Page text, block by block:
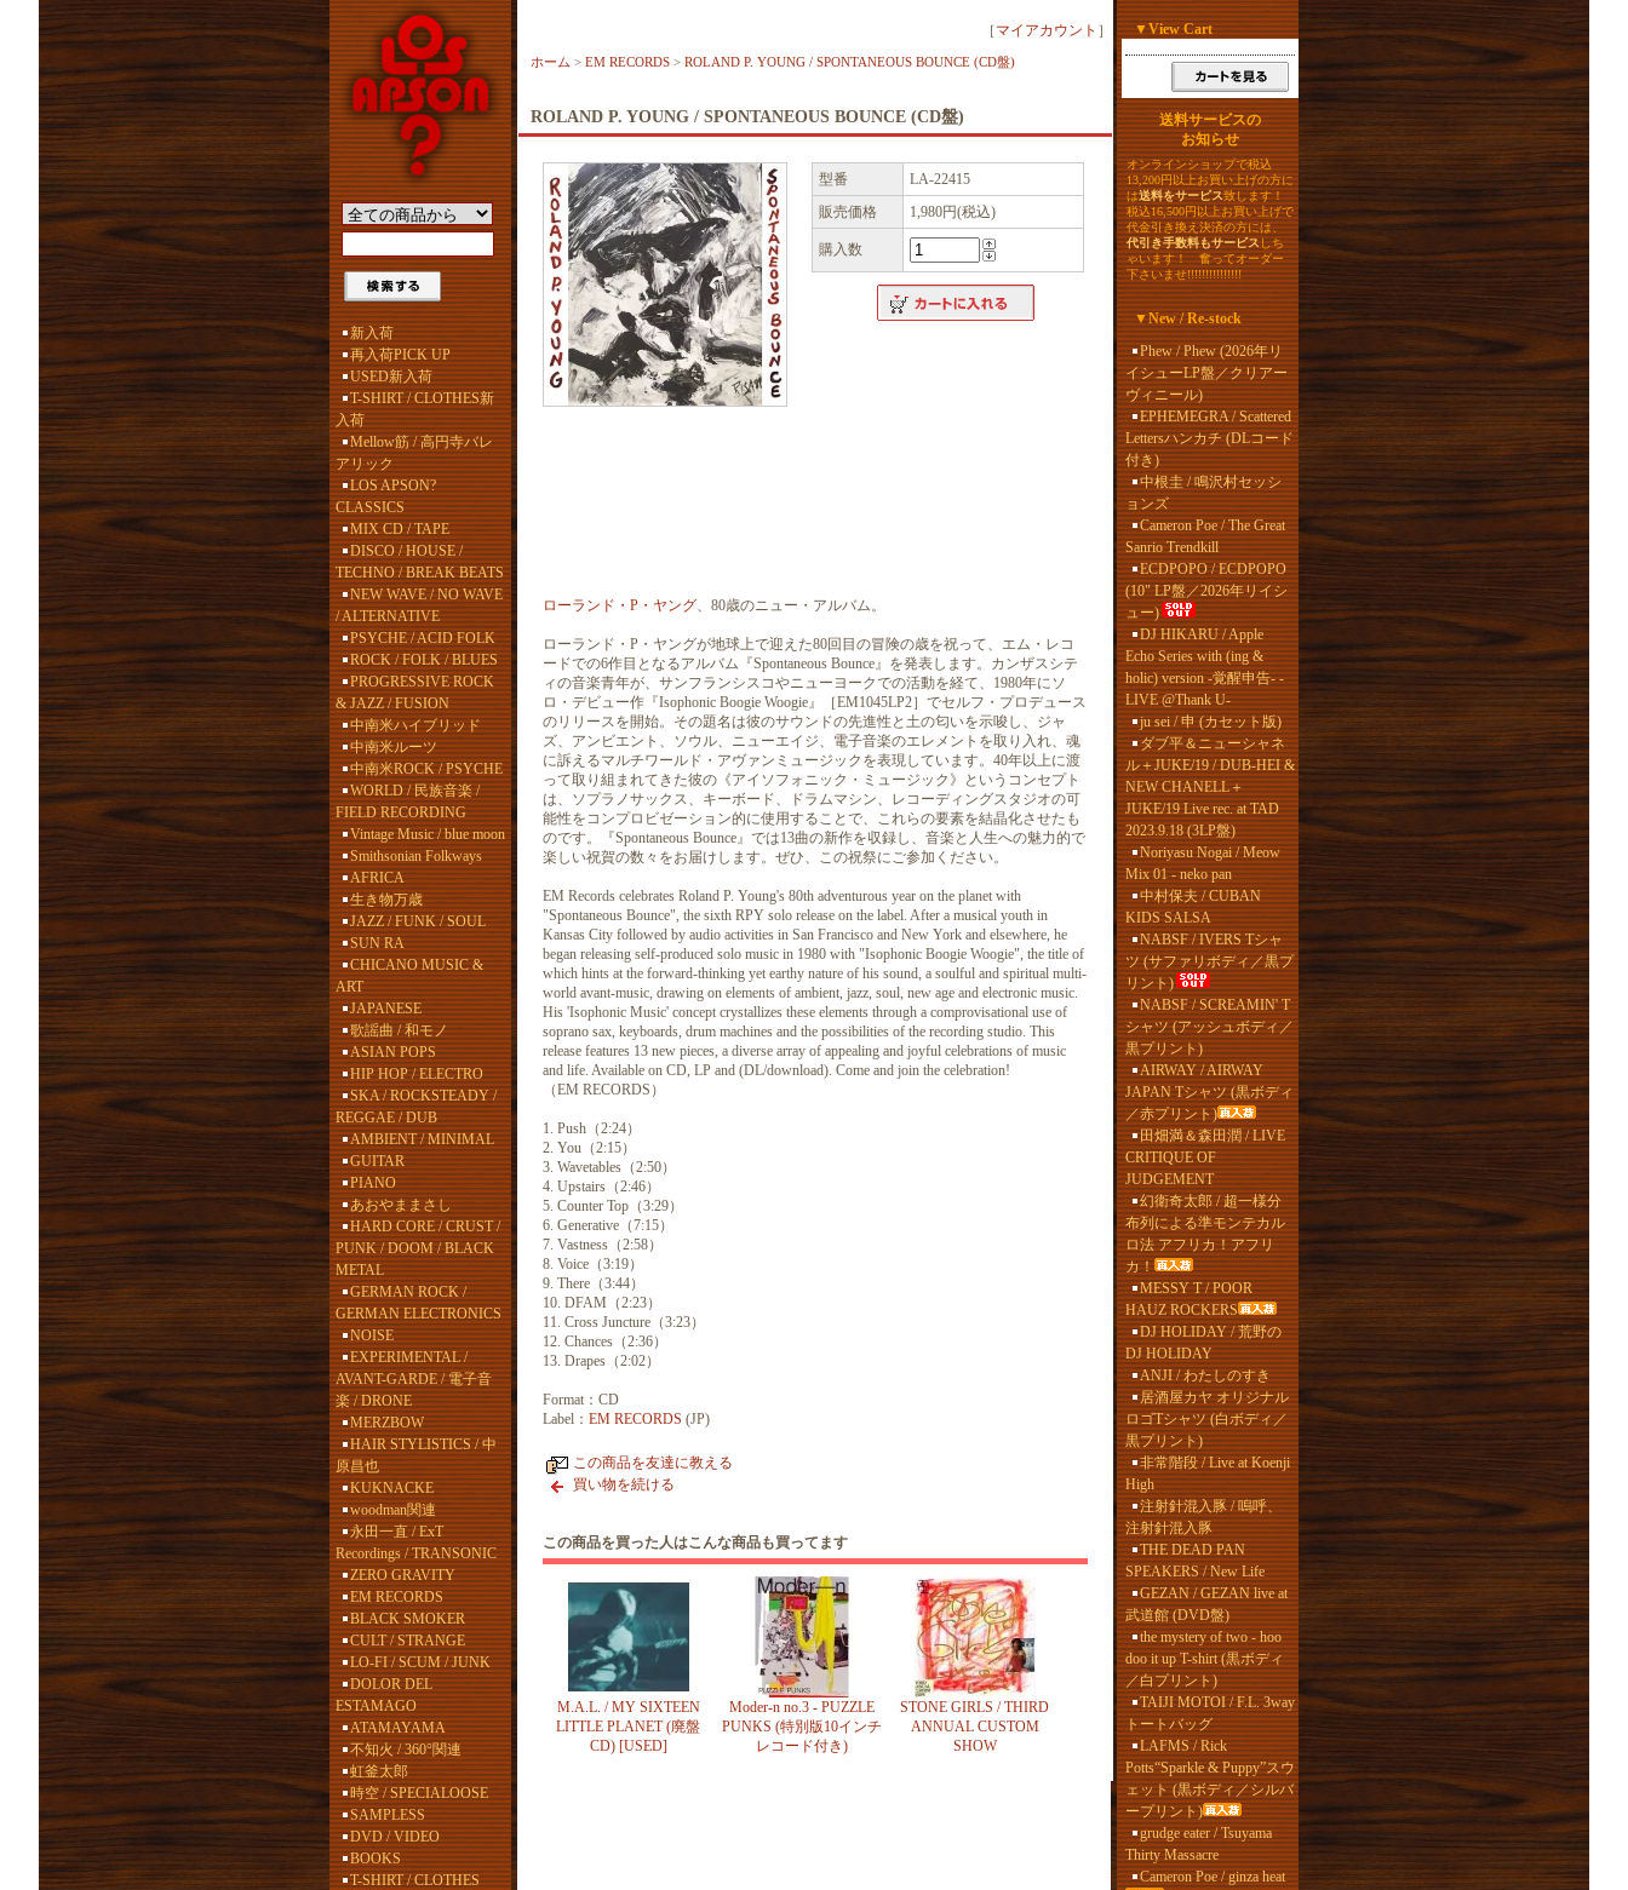
新入荷
再入荷PICK UP
USED新入荷
T-SHIRT / CLOTHES新
入荷
Mellow筋 / 高円寺バレ
アリック
LOS APSON?
CLASSICS
MIX CD / TAPE
DISCO / HOUSE /
TECHNO / BREAK BEATS
NEW WAVE / NO WAVE
/ ALTERNATIVE
PSYCHE / ACID FOLK
ROCK / FOLK / BLUES
PROGRESSIVE ROCK
& JAZZ / FUSION
中南米ハイブリッド
中南米ルーツ
中南米ROCK / PSYCHE
WORLD / 民族音楽 /
FIELD RECORDING
Vintage Music / blue moon
Smithsonian Folkways
AFRICA
生き物万歳
JAZZ / FUNK / SOUL
SUN RA
CHICANO MUSIC &
ART
JAPANESE
歌謡曲 / 和モノ
ASIAN POPS
HIP HOP / ELECTRO
SKA / ROCKSTEADY /
REGGAE / DUB
AMBIENT / MINIMAL
GUITAR
PIANO
あおやままさし
HARD CORE / CRUST /
PUNK / DOOM / BLACK
METAL
GERMAN ROCK /
GERMAN ELECTRONICS
NOISE
EXPERIMENTAL /
AVANT-GARDE / 電子音
楽 / DRONE
MERZBOW
HAIR STYLISTICS / 中
原昌也
KUKNACKE
woodman関連
永田一直 / ExT
Recordings / TRANSONIC
ZERO GRAVITY
EM RECORDS
BLACK SMOKER
CULT / STRANGE
LO-FI / SCUM / JUNK
DOLOR DEL
ESTAMAGO
ATAMAYAMA
不知火 / 360°関連
虹釜太郎
時空 / SPECIALOOSE
SAMPLESS
DVD / VIDEO
BOOKS
T-SHIRT / CLOTHES
［ マイアカウント ］
ホーム > EM RECORDS > ROLAND P. YOUNG / SPONTANEOUS BOUNCE (CD盤)
ROLAND P. YOUNG / SPONTANEOUS BOUNCE (CD盤)
型番
LA-22415
販売価格
1,980円(税込)
購入数
ローランド・P・ヤング、80歳のニュー・アルバム。
ローランド・P・ヤングが地球上で迎えた80回目の冒険の歳を祝って、エム・レコ
ードでの6作目となるアルバム『Spontaneous Bounce』を発表します。カンザスシテ
ィの音楽青年が、サンフランシスコやニューヨークでの活動を経て、1980年にソ
ロ・デビュー作『Isophonic Boogie Woogie』［EM1045LP2］でセルフ・プロデュース
のリリースを開始。その題名は彼のサウンドの先進性と土の匂いを示唆し、ジャ
ズ、アンビエント、ソウル、ニューエイジ、電子音楽のエレメントを取り入れ、魂
に訴えるマルチワールド・アヴァンミュージックを表現しています。40年以上に渡
って取り組まれてきた彼の《アイソフォニック・ミュージック》というコンセプト
は、ソプラノサックス、キーボード、ドラムマシン、レコーディングスタジオの可
能性をコンプロビゼーション的に使用することで、これらの要素を結晶化させたも
のです。『Spontaneous Bounce』では13曲の新作を収録し、音楽と人生への魅力的で
楽しい祝賀の数々をお届けします。ぜひ、この祝祭にご参加ください。
EM Records celebrates Roland P. Young's 80th adventurous year on the planet with
"Spontaneous Bounce", the sixth RPY solo release on the label. After a musical youth in
Kansas City followed by audio activities in San Francisco and New York and elsewhere, he
began releasing self-produced solo music in 1980 with "Isophonic Boogie Woogie", the title of
which hints at the forward-thinking yet earthy nature of his sound, a soulful and spiritual multi-
world avant-music, drawing on elements of ambient, jazz, soul, new age and electronic music.
His 'Isophonic Music' concept crystallizes these elements through a comprovisational use of
soprano sax, keyboards, drum machines and the possibilities of the recording studio. This
release features 13 new pieces, a diverse array of appealing and joyful celebrations of music
and life. Available on CD, LP and (DL/download). Come and join the celebration!
（EM RECORDS）
1. Push（2:24）
2. You（2:15）
3. Wavetables（2:50）
4. Upstairs（2:46）
5. Counter Top（3:29）
6. Generative（7:15）
7. Vastness（2:58）
8. Voice（3:19）
9. There（3:44）
10. DFAM（2:23）
11. Cross Juncture（3:23）
12. Chances（2:36）
13. Drapes（2:02）
Format：CD
Label： EM RECORDS (JP)
この商品を友達に教える
買い物を続ける
この商品を買った人はこんな商品も買ってます
M.A.L. / MY SIXTEEN
LITTLE PLANET (廃盤
CD) [USED]
Moder-n no.3 - PUZZLE
PUNKS (特別版10インチ
レコード付き)
STONE GIRLS / THIRD
ANNUAL CUSTOM
SHOW
▼View Cart
送料サービスの
お知らせ
オンラインショップで税込
13,200円以上お買い上げの方に
は送料をサービス致します！
税込16,500円以上お買い上げで
代金引き換え決済の方には、
代引き手数料もサービスしち
ゃいます！ 奮ってオーダー
下さいませ!!!!!!!!!!!!!!!
▼New / Re-stock
Phew / Phew (2026年リ
イシューLP盤／クリアー
ヴィニール)
EPHEMEGRA / Scattered
Lettersハンカチ (DLコード
付き)
中根圭 / 鳴沢村セッシ
ョンズ
Cameron Poe / The Great
Sanrio Trendkill
ECDPOPO / ECDPOPO
(10" LP盤／2026年リイシ
ュー)
DJ HIKARU / Apple
Echo Series with (ing &
holic) version -覚醒申告- -
LIVE @Thank U-
ju sei / 申 (カセット版)
ダブ平＆ニューシャネ
ル＋JUKE/19 / DUB-HEI &
NEW CHANELL＋
JUKE/19 Live rec. at TAD
2023.9.18 (3LP盤)
Noriyasu Nogai / Meow
Mix 01 - neko pan
中村保夫 / CUBAN
KIDS SALSA
NABSF / IVERS Tシャ
ツ (サファリボディ／黒プ
リント)
NABSF / SCREAMIN' T
シャツ (アッシュボディ／
黒プリント)
AIRWAY / AIRWAY
JAPAN Tシャツ (黒ボディ
／赤プリント)
田畑満＆森田潤 / LIVE
CRITIQUE OF
JUDGEMENT
幻衛奇太郎 / 超一様分
布列による準モンテカル
ロ法 アフリカ！アフリ
カ！
MESSY T / POOR
HAUZ ROCKERS
DJ HOLIDAY / 荒野の
DJ HOLIDAY
ANJI / わたしのすき
居酒屋カヤ オリジナル
ロゴTシャツ (白ボディ／
黒プリント)
非常階段 / Live at Koenji
High
注射針混入豚 / 嗚呼、
注射針混入豚
THE DEAD PAN
SPEAKERS / New Life
GEZAN / GEZAN live at
武道館 (DVD盤)
the mystery of two - hoo
doo it up T-shirt (黒ボディ
／白プリント)
TAIJI MOTOI / F.L. 3way
トートバッグ
LAFMS / Rick
Potts“Sparkle & Puppy”スウ
ェット (黒ボディ／シルバ
ープリント)
grudge eater / Tsuyama
Thirty Massacre
Cameron Poe / ginza heat